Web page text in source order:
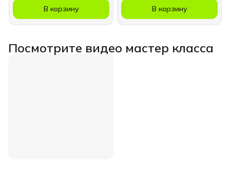
В корзину В корзину
Посмотрите видео мастер класса